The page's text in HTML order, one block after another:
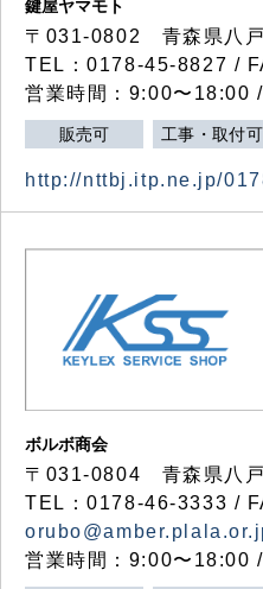
鍵屋ヤマモト
〒031-0802 青森県八
TEL：0178-45-8827 /
営業時間：9:00〜18:00
販売可 工事・取付可
http://nttbj.itp.ne.jp/
ボルボ商会
〒031-0804 青森県八
TEL：0178-46-3333 /
営業時間：9:00〜18:00